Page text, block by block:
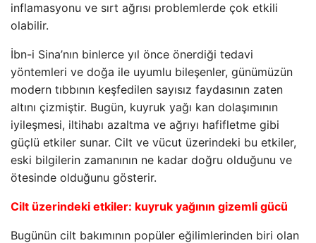
inflamasyonu ve sırt ağrısı problemlerde çok etkili
olabilir.
İbn-i Sina’nın binlerce yıl önce önerdiği tedavi
yöntemleri ve doğa ile uyumlu bileşenler, günümüzün
modern tıbbının keşfedilen sayısız faydasının zaten
altını çizmiştir. Bugün, kuyruk yağı kan dolaşımının
iyileşmesi, iltihabı azaltma ve ağrıyı hafifletme gibi
güçlü etkiler sunar. Cilt ve vücut üzerindeki bu etkiler,
eski bilgilerin zamanının ne kadar doğru olduğunu ve
ötesinde olduğunu gösterir.
Cilt üzerindeki etkiler: kuyruk yağının gizemli gücü
Bugünün cilt bakımının popüler eğilimlerinden biri olan